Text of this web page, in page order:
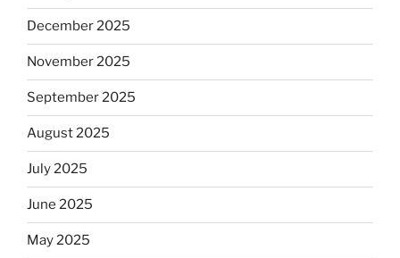
December 2025
November 2025
September 2025
August 2025
July 2025
June 2025
May 2025